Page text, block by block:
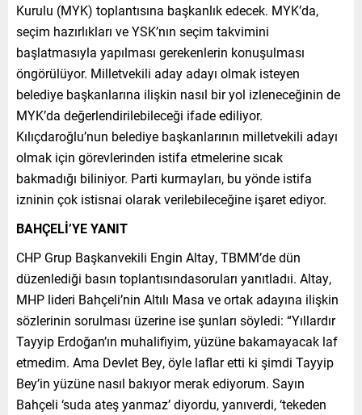
Kurulu (MYK) toplantısına başkanlık edecek. MYK’da,
seçim hazırlıkları ve YSK’nın seçim takvimini
başlatmasıyla yapılması gerekenlerin konuşulması
öngörülüyor. Milletvekili aday adayı olmak isteyen
belediye başkanlarına ilişkin nasıl bir yol izleneceğinin de
MYK’da değerlendirilebileceği ifade ediliyor.
Kılıçdaroğlu’nun belediye başkanlarının milletvekili adayı
olmak için görevlerinden istifa etmelerine sıcak
bakmadığı biliniyor. Parti kurmayları, bu yönde istifa
izninin çok istisnai olarak verilebileceğine işaret ediyor.
BAHÇELİ’YE YANIT
CHP Grup Başkanvekili Engin Altay, TBMM’de dün
düzenlediği basın toplantısındasoruları yanıtladıi. Altay,
MHP lideri Bahçeli’nin Altılı Masa ve ortak adayına ilişkin
sözlerinin sorulması üzerine ise şunları söyledi: “Yıllardır
Tayyip Erdoğan’ın muhalifiyim, yüzüne bakamayacak laf
etmedim. Ama Devlet Bey, öyle laflar etti ki şimdi Tayyip
Bey’in yüzüne nasıl bakıyor merak ediyorum. Sayın
Bahçeli ‘suda ateş yanmaz’ diyordu, yanıverdi, ‘tekeden